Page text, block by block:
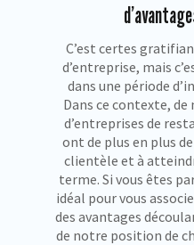
C’est certes
d’entreprise, mais
dans une période
Dans ce contexte,
d’entreprises de
ont de plus en plus
clientèle et à
terme. Si vous êtes
idéal pour vous
des avantages
de notre position de